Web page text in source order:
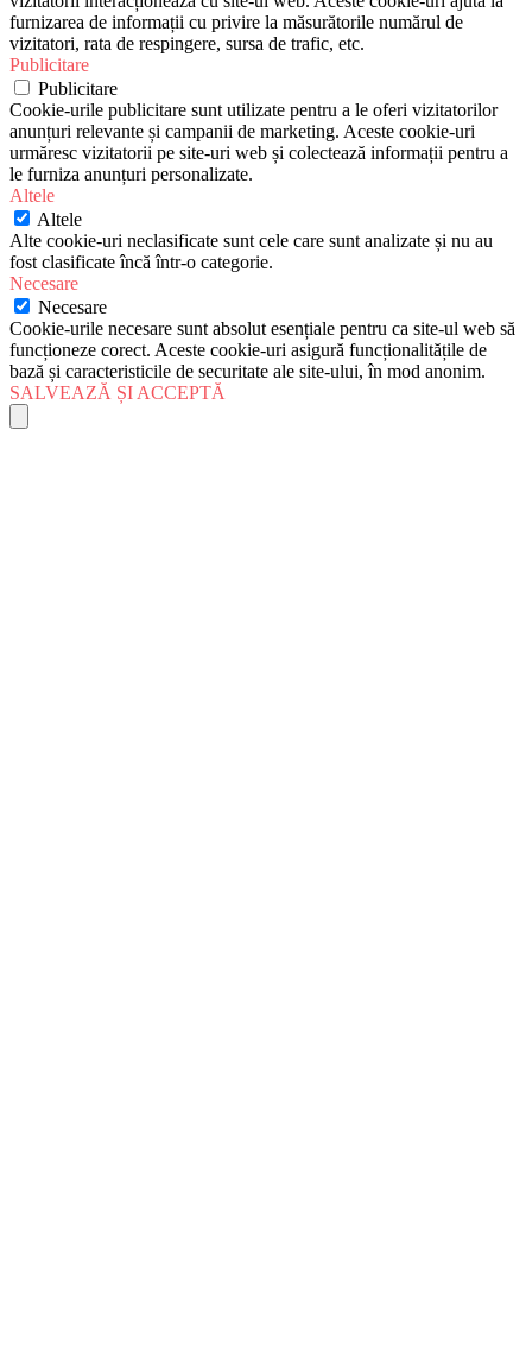
furnizarea de informații cu privire la măsurătorile numărul de
vizitatori, rata de respingere, sursa de trafic, etc.
Publicitare
Publicitare
Cookie-urile publicitare sunt utilizate pentru a le oferi vizitatorilor
anunțuri relevante și campanii de marketing. Aceste cookie-uri
urmăresc vizitatorii pe site-uri web și colectează informații pentru a
le furniza anunțuri personalizate.
Altele
Altele
Alte cookie-uri neclasificate sunt cele care sunt analizate și nu au
fost clasificate încă într-o categorie.
Necesare
Necesare
Cookie-urile necesare sunt absolut esențiale pentru ca site-ul web să
funcționeze corect. Aceste cookie-uri asigură funcționalitățile de
bază și caracteristicile de securitate ale site-ului, în mod anonim.
SALVEAZĂ ȘI ACCEPTĂ